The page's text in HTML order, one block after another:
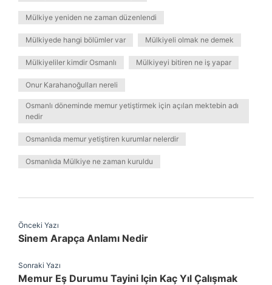
Mülkiye yeniden ne zaman düzenlendi
Mülkiyede hangi bölümler var Mülkiyeli olmak ne demek
Mülkiyeliler kimdir Osmanlı Mülkiyeyi bitiren ne iş yapar
Onur Karahanoğulları nereli
Osmanlı döneminde memur yetiştirmek için açılan mektebin adı
nedir
Osmanlıda memur yetiştiren kurumlar nelerdir
Osmanlıda Mülkiye ne zaman kuruldu
Önceki Yazı
Sinem Arapça Anlamı Nedir
Sonraki Yazı
Memur Eş Durumu Tayini Için Kaç Yıl Çalışmak